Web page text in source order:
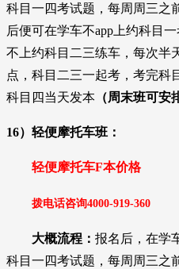
科目一四考试题，每周周三之
后便可在学车不app上约科目一
不上约科目二三练车，每次半
点，科目二三一起考，考完科
科目四当天发本 （周末班可安
16）轻便摩托车班：
轻便摩托车F本价格
拨电话咨询4000-919-360
大概流程： 报名后，在学
科目一四考试题，每周周三之